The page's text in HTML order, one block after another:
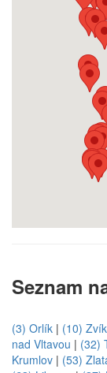
Seznam
(3) Orlík | (10)
nad Vltavou | (32)
Krumlov | (53)